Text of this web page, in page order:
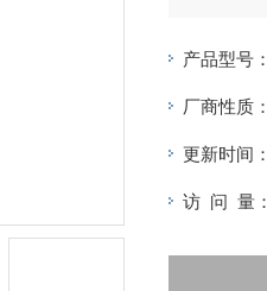
产品型号：
厂商性质：
更新时间：
访 问 量：